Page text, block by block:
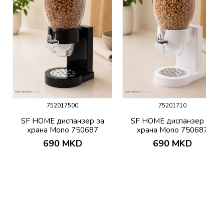
752017500
SF HOME диспанзер за
храна Mono 750687
690 MKD
75201710
SF HOME диспанзер
храна Mono
690 MKD